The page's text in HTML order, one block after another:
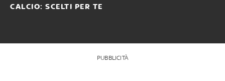
CALCIO: SCELTI PER TE
PUBBLICITÀ